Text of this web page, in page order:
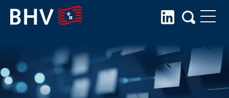
the
content